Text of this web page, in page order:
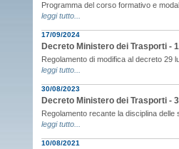
Programma del corso formativo e
leggi tutto...
17/09/2024
Decreto Ministero dei Trasporti -
Regolamento di modifica al decreto 29
leggi tutto...
30/08/2023
Decreto Ministero dei Trasporti -
Regolamento recante la disciplina delle
leggi tutto...
10/08/2021